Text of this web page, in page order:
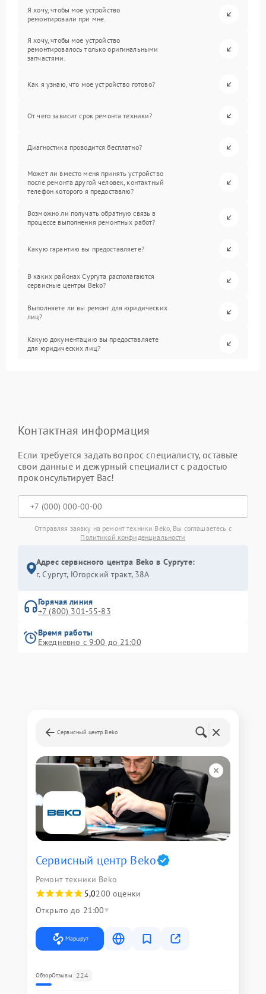
Я хочу, чтобы мое устройство
ремонтировали при мне.
Я хочу, чтобы мое устройство
ремонтировалось только оригинальными
запчастями.
Как я узнаю, что мое устройство готово?
От чего зависит срок ремонта техники?
Диагностика проводится бесплатно?
Может ли вместо меня принять устройство
после ремонта другой человек, контактный
телефон которого я предоставлю?
Возможно ли получать обратную связь в
процессе выполнения ремонтных работ?
Какую гарантию вы предоставляете?
В каких районах Сургута располагаются
сервисные центры Beko?
Выполняете ли вы ремонт для юридических
лиц?
Какую документацию вы предоставляете
для юридических лиц?
Контактная информация
Если требуется задать вопрос специалисту, оставьте
свои данные и дежурный специалист с радостью
проконсультирует Вас!
Отправляя заявку на ремонт техники Beko, Вы соглашаетесь с
Политикой конфиденциальности
Адрес сервисного центра Beko в Сургуте:
г. Сургут, Югорский тракт, 38А
Горячая линия
+7 (800) 301-55-83
Время работы
Ежедневно с 9:00 до 21:00
Сервисный центр Beko
Сервисный центр Beko
Ремонт техники Beko
5,0200 оценки
Открыто до 21:00
Маршрут
ОбзорОтзывы 224